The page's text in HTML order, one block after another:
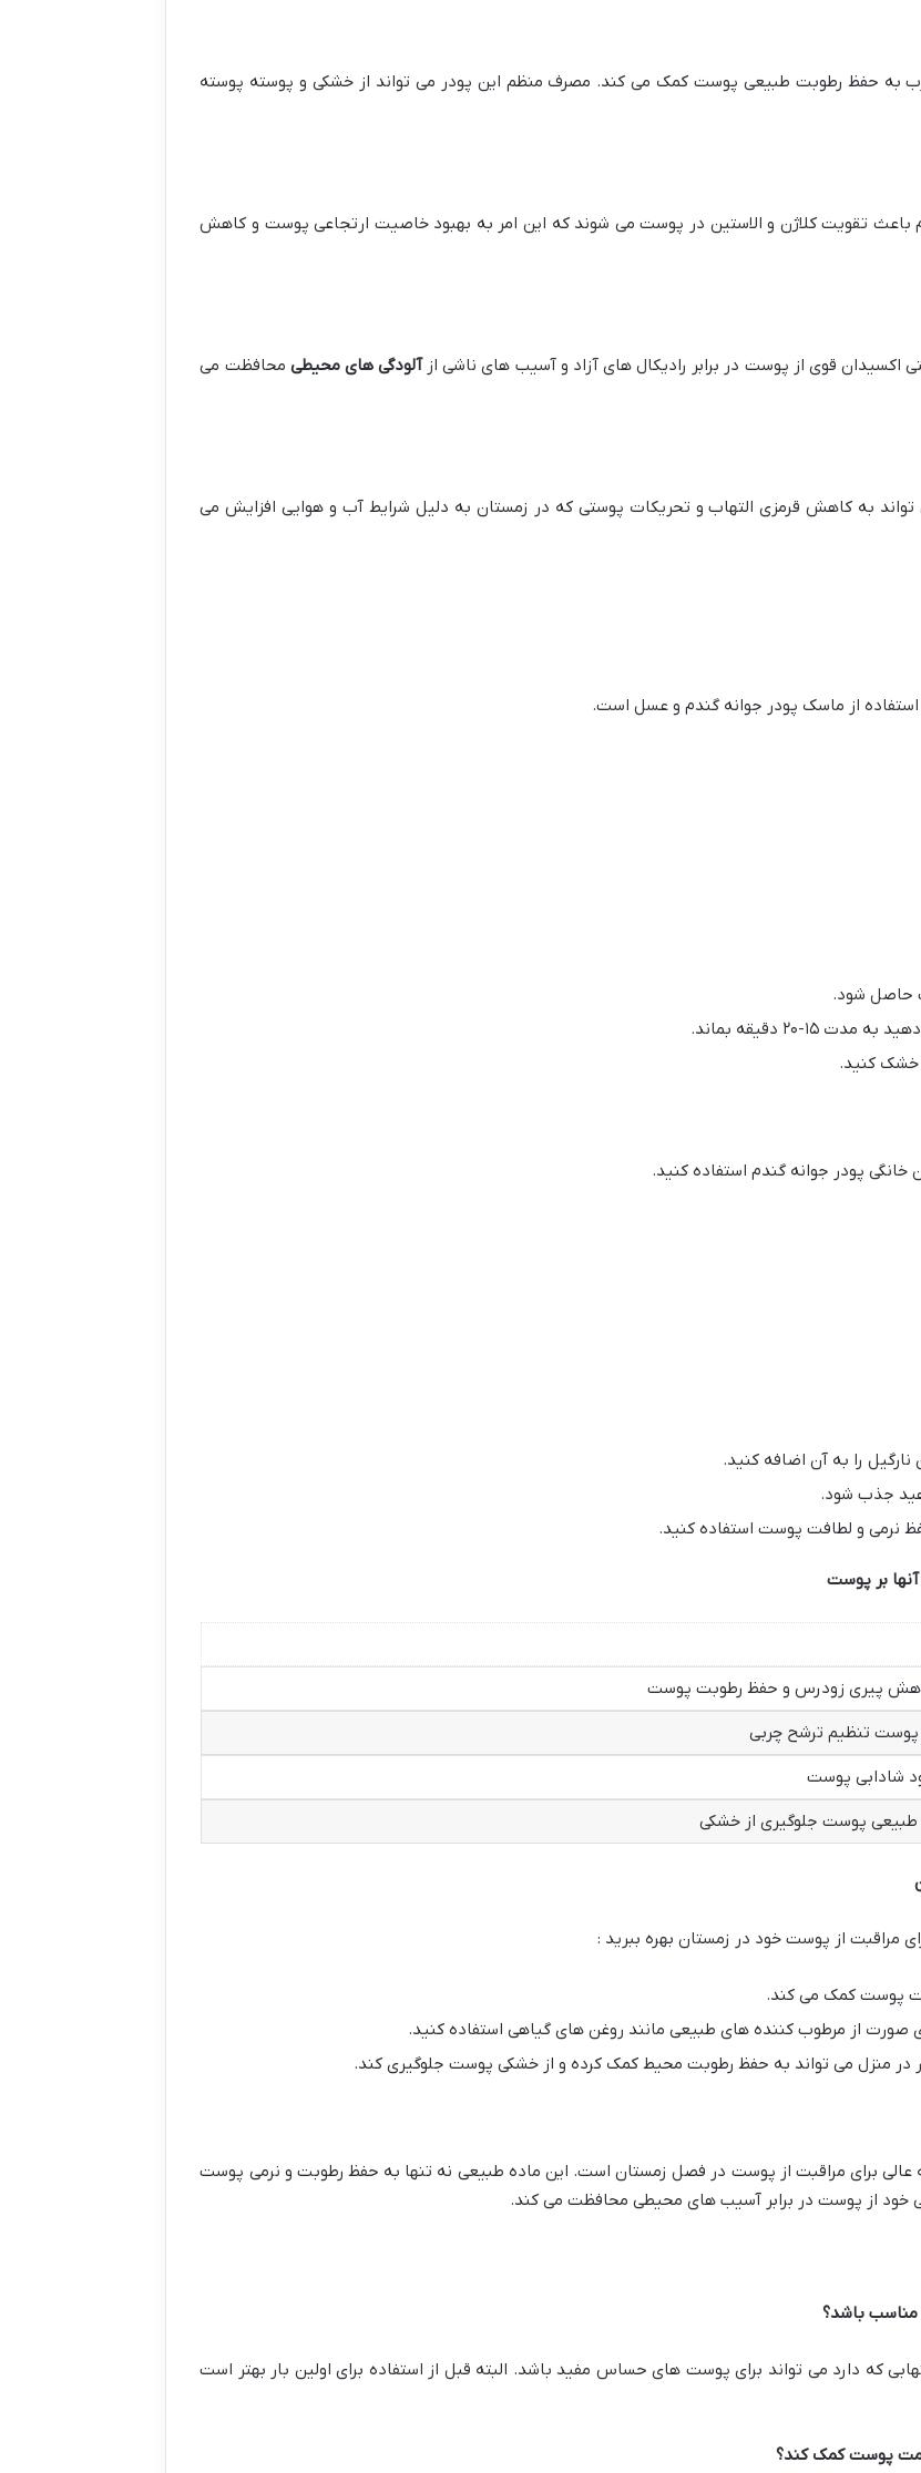
به حفظ رطوبت طبیعی پوست کمک می کند. مصرف منظم این پودر می تواند از خشکی و پوسته پوسته
باعث تقویت کلاژن و الاستین در پوست می شوند که این امر به بهبود خاصیت ارتجاعی پوست و کاهش
آلودگی های محیطی محافظت می
به کاهش قرمزی التهاب و تحریکات پوستی که در زمستان به دلیل شرایط آب و هوایی افزایش می
از ماسک پودر جوانه گندم و عسل است.
حاصل شود.
۲۰ دقیقه بماند.
خشک کنید.
پودر جوانه گندم استفاده کنید.
را به آن اضافه کنید.
جذب شود.
نرمی و لطافت پوست استفاده کنید.
بر پوست
پیری زودرس و حفظ رطوبت پوست
پوست تنظیم ترشح چربی
شادابی پوست
طبیعی پوست جلوگیری از خشکی
مراقبت از پوست خود در زمستان بهره ببرید :
پوست کمک می کند.
از مرطوب کننده های طبیعی مانند روغن های گیاهی استفاده کنید.
در منزل می تواند به حفظ رطوبت محیط کمک کرده و از خشکی پوست جلوگیری کند.
عالی برای مراقبت از پوست در فصل زمستان است. این ماده طبیعی نه تنها به حفظ رطوبت و نرمی پوست
خود از پوست در برابر آسیب های محیطی محافظت می کند.
مناسب باشد؟
که دارد می تواند برای پوست های حساس مفید باشد. البته قبل از استفاده برای اولین بار بهتر است
پوست کمک کند؟